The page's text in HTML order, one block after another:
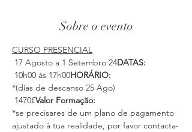
Sobre o evento
CURSO PRESENCIAL
17 Agosto a 1 Setembro 24DATAS:
10h00 às 17h00HORÁRIO:
*(dias de descanso 25 Ago)
1470€Valor Formação:
*se precisares de um plano de pagamento
ajustado à tua realidade, por favor contacta-